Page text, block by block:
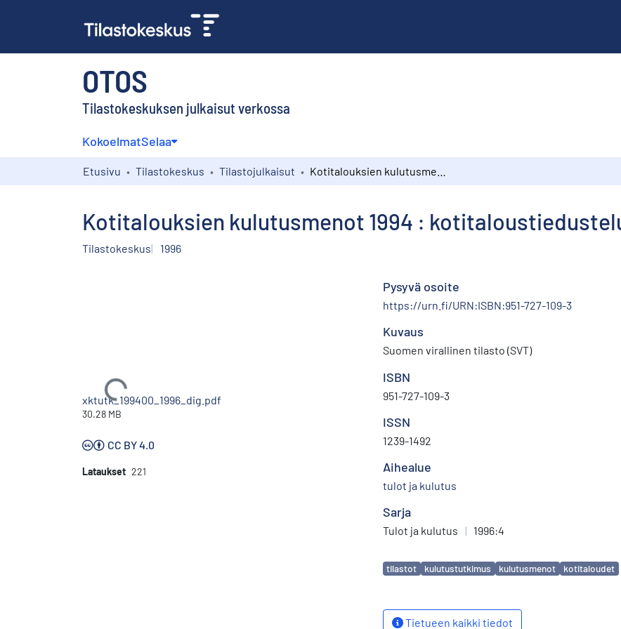
OTOS
Tilastokeskuksen julkaisut verkossa
KokoelmatSelaa
Etusivu Tilastokeskus Tilastojulkaisut
Kotitalouksien kulutusmenot 1994 :
Tilastokeskus 1996
Ladataan...
xktutk_199400_1996_dig.pdf
30.28 MB
CC BY 4.0
Lataukset 221
Pysyvä osoite
https://urn.fi/URN:ISBN:951-727-109-3
Kuvaus
Suomen virallinen tilasto (SVT)
ISBN
951-727-109-3
ISSN
1239-1492
Aihealue
tulot ja kulutus
Sarja
Tulot ja kulutus | 1996:4
Avainsanat
tilastot kulutustutkimus kulutusmenot kotitaloudet
Tietueen kaikki tiedot